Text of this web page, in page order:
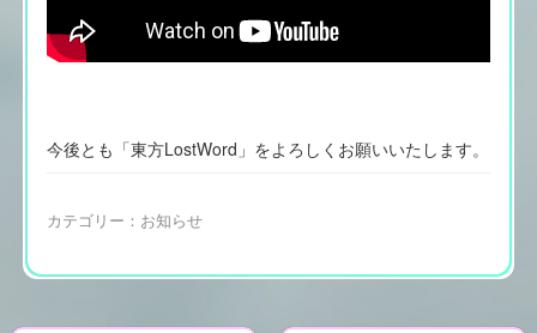
今後とも「東方LostWord」をよろしくお願いいたします。
カテゴリー： お知らせ